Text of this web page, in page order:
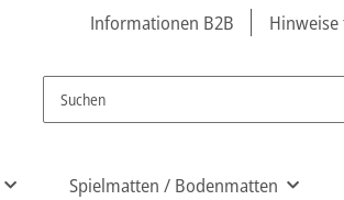
Informationen B2B
Spielmatten / Bodenmatten